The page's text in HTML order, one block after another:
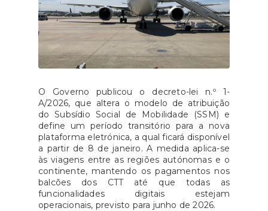
O Governo publicou o decreto-lei n.º 1-
A/2026, que altera o modelo de atribuição
do Subsídio Social de Mobilidade (SSM) e
define um período transitório para a nova
plataforma eletrónica, a qual ficará disponível
a partir de 8 de janeiro. A medida aplica-se
às viagens entre as regiões autónomas e o
continente, mantendo os pagamentos nos
balcões dos CTT até que todas as
funcionalidades digitais estejam
operacionais, previsto para junho de 2026.